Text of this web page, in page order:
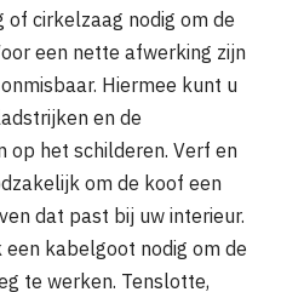
cirkelzaag nodig om de
een nette afwerking zijn
Hiermee kunt u
en de
het schilderen. Verf en
om de koof een
dat past bij uw interieur.
kabelgoot nodig om de
te werken. Tenslotte,